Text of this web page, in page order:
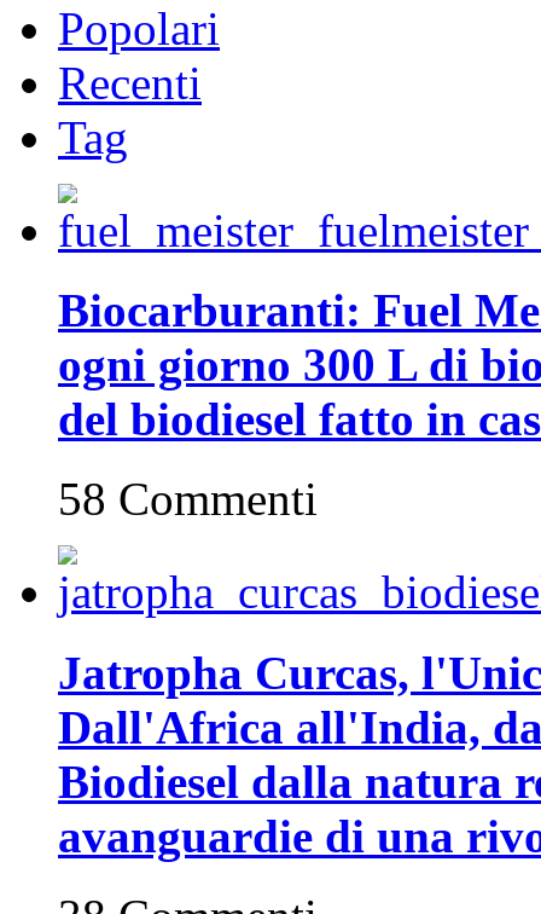
Popolari
Recenti
Tag
Biocarburanti: Fuel
ogni giorno 300 L di
del biodiesel fatto in
58 Commenti
Jatropha Curcas,
Dall'Africa all'India,
Biodiesel dalla natura
avanguardie di una